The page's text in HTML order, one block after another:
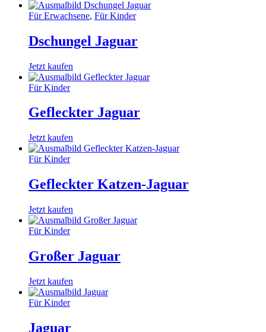
Für Erwachsene, Für Kinder
Dschungel Jaguar
Jetzt kaufen
Für Kinder
Gefleckter Jaguar
Jetzt kaufen
Für Kinder
Gefleckter Katzen-Jaguar
Jetzt kaufen
Für Kinder
Großer Jaguar
Jetzt kaufen
Für Kinder
Jaguar